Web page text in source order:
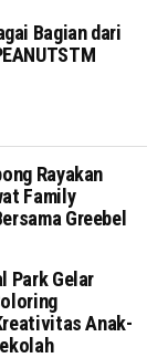
Bagian dari
Rayakan
Family
Greebel
Park Gelar
Anak-